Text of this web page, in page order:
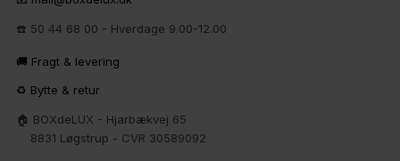
☎️ 50 44 68 00 - Hverdage 9.00-12.00
🚚 Fragt & levering
♻️ Bytte & retur
🏠 BOXdeLUX - Hjarbækvej 65
8831 Løgstrup - CVR 30589092